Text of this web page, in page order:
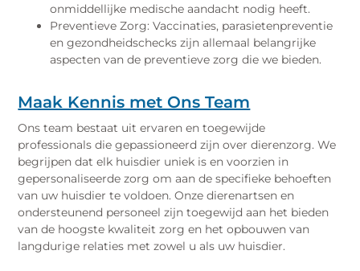
onmiddellijke medische aandacht nodig heeft.
Preventieve Zorg: Vaccinaties, parasietenpreventie
en gezondheidschecks zijn allemaal belangrijke
aspecten van de preventieve zorg die we bieden.
Maak Kennis met Ons Team
Ons team bestaat uit ervaren en toegewijde
professionals die gepassioneerd zijn over dierenzorg. We
begrijpen dat elk huisdier uniek is en voorzien in
gepersonaliseerde zorg om aan de specifieke behoeften
van uw huisdier te voldoen. Onze dierenartsen en
ondersteunend personeel zijn toegewijd aan het bieden
van de hoogste kwaliteit zorg en het opbouwen van
langdurige relaties met zowel u als uw huisdier.